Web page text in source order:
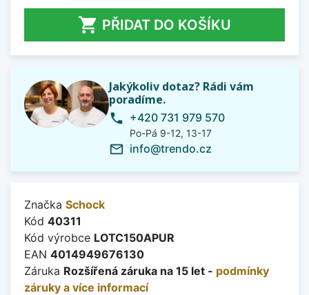
 PŘIDAT DO KOŠÍKU
Jakýkoliv dotaz? Rádi vám
poradíme.
phone +420 731 979 570
Po-Pá 9-12, 13-17
mail_outline info@trendo.cz
Značka Schock
Kód 40311
Kód výrobce LOTC150APUR
EAN 4014949676130
Záruka Rozšířená záruka na 15 let - podmínky
záruky a více informací